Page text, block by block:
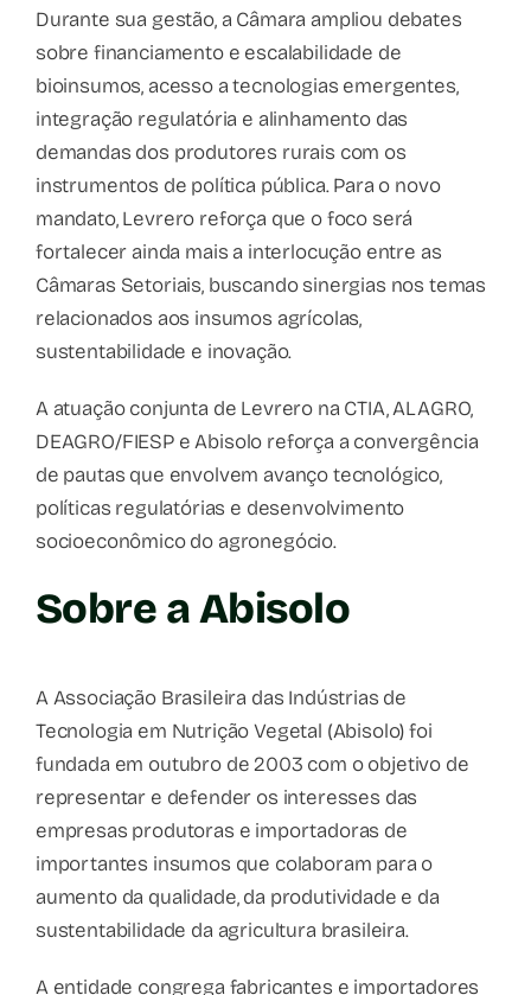
Durante sua gestão, a Câmara ampliou debates
sobre financiamento e escalabilidade de
bioinsumos, acesso a tecnologias emergentes,
integração regulatória e alinhamento das
demandas dos produtores rurais com os
instrumentos de política pública. Para o novo
mandato, Levrero reforça que o foco será
fortalecer ainda mais a interlocução entre as
Câmaras Setoriais, buscando sinergias nos temas
relacionados aos insumos agrícolas,
sustentabilidade e inovação.
A atuação conjunta de Levrero na CTIA, ALAGRO,
DEAGRO/FIESP e Abisolo reforça a convergência
de pautas que envolvem avanço tecnológico,
políticas regulatórias e desenvolvimento
socioeconômico do agronegócio.
Sobre a Abisolo
A Associação Brasileira das Indústrias de
Tecnologia em Nutrição Vegetal (Abisolo) foi
fundada em outubro de 2003 com o objetivo de
representar e defender os interesses das
empresas produtoras e importadoras de
importantes insumos que colaboram para o
aumento da qualidade, da produtividade e da
sustentabilidade da agricultura brasileira.
A entidade congrega fabricantes e importadores